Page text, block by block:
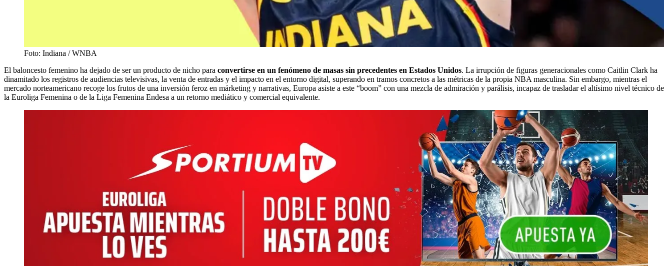
Foto: Indiana / WNBA
El baloncesto femenino ha dejado de ser un producto de nicho para convertirse en un fenómeno de masas sin precedentes en Estados Unidos. La irrupción de figuras generacionales como Caitlin Clark ha
dinamitado los registros de audiencias televisivas, la venta de entradas y el impacto en el entorno digital, superando en tramos concretos a las métricas de la propia NBA masculina. Sin embargo, mientras el
mercado norteamericano recoge los frutos de una inversión feroz en márketing y narrativas, Europa asiste a este “boom” con una mezcla de admiración y parálisis, incapaz de trasladar el altísimo nivel técnico de
la Euroliga Femenina o de la Liga Femenina Endesa a un retorno mediático y comercial equivalente.